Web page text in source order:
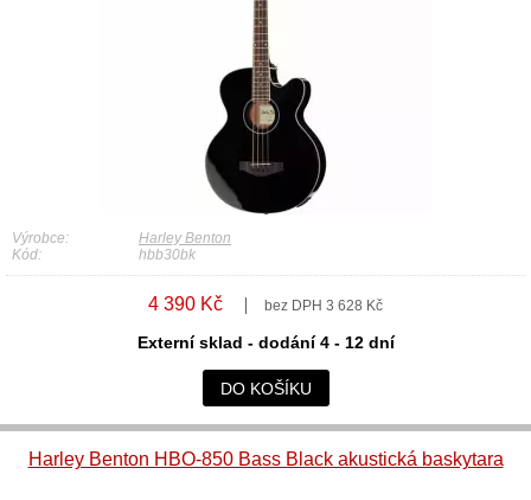
Výrobce:
Harley Benton
Kód:
hbb30bk
4 390 Kč bez DPH 3 628 Kč
Externí sklad - dodání 4 - 12 dní
DO KOŠÍKU
Harley Benton HBO-850 Bass Black akustická baskytara